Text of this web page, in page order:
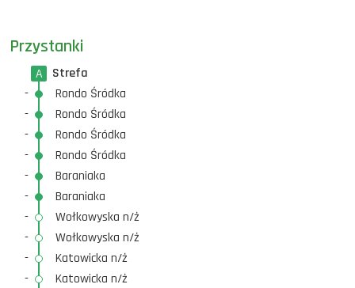
Przystanki
A
Strefa
-
Rondo Śródka
-
Rondo Śródka
-
Rondo Śródka
-
Rondo Śródka
-
Baraniaka
-
Baraniaka
-
Wołkowyska n/ż
-
Wołkowyska n/ż
-
Katowicka n/ż
-
Katowicka n/ż